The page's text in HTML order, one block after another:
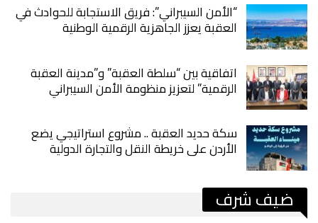
“الأمن السيبراني”: فريق الاستجابة للحوادث في
العقبة يعزز الجاهزية الرقمية الوطنية
اتفاقية بين “سلطة العقبة” و”مدينة العقبة
الرقمية” لتعزيز منظومة الأمن السيبراني
سكة حديد العقبة .. مشروع استراتيجي يضع
الأردن على خريطة النقل والتجارة الدولية
ضيف شرف